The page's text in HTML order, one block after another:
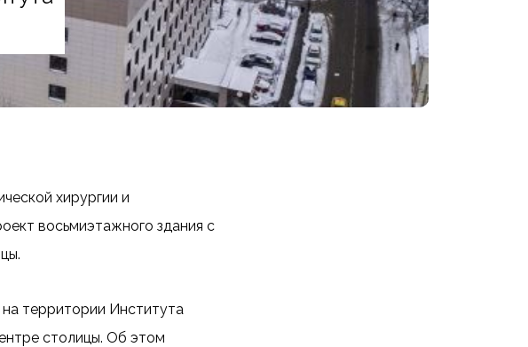
хирургии и
восьмиэтажного здания с
на территории Института
столицы. Об этом